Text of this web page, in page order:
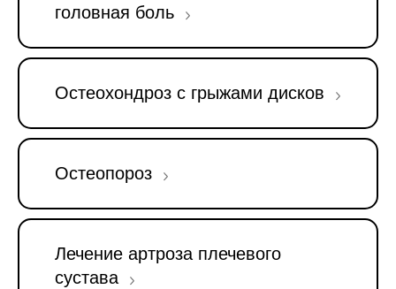
головная боль
Остеохондроз с грыжами дисков
Остеопороз
Лечение артроза плечевого
сустава